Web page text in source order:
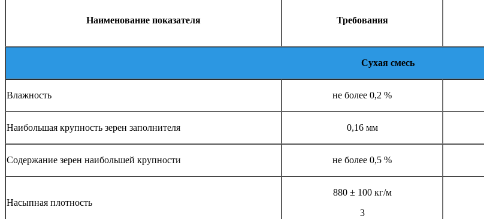
Наименование показателя Требования
Сухая смесь
Влажность не более 0,2 %
Наибольшая крупность зерен заполнителя 0,16 мм
Содержание зерен наибольшей крупности не более 0,5 %
Насыпная плотность
880 ± 100 кг/м
3